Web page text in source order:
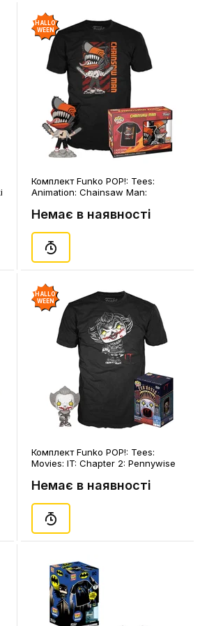
HALLO
WEEN
Комплект Funko POP!: Tees:
Animation: Chainsaw Man:
Немає в наявності
HALLO
WEEN
Комплект Funko POP!: Tees:
Movies: IT: Chapter 2: Pennywise
Немає в наявності